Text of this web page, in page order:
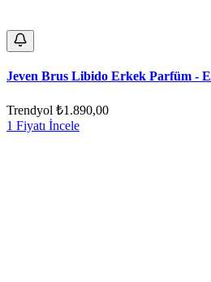
Jeven Brus Libido Erkek Parfüm -
Trendyol ₺1.890,00
1 Fiyatı İncele